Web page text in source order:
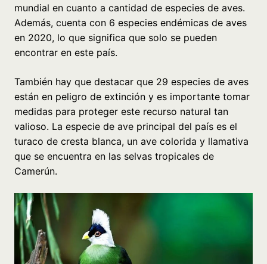
mundial en cuanto a cantidad de especies de aves.
Además, cuenta con 6 especies endémicas de aves
en 2020, lo que significa que solo se pueden
encontrar en este país.
También hay que destacar que 29 especies de aves
están en peligro de extinción y es importante tomar
medidas para proteger este recurso natural tan
valioso. La especie de ave principal del país es el
turaco de cresta blanca, un ave colorida y llamativa
que se encuentra en las selvas tropicales de
Camerún.